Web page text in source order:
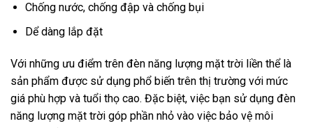
Chống nước, chống đập và chống bụi
Dể dàng lắp đặt
Với những ưu điểm trên đèn năng lượng mặt trời liền thể là
sản phẩm được sử dụng phổ biến trên thị trường với mức
giá phù hợp và tuổi thọ cao. Đặc biệt, việc bạn sử dụng đèn
năng lượng mặt trời góp phần nhỏ vào việc bảo vệ môi